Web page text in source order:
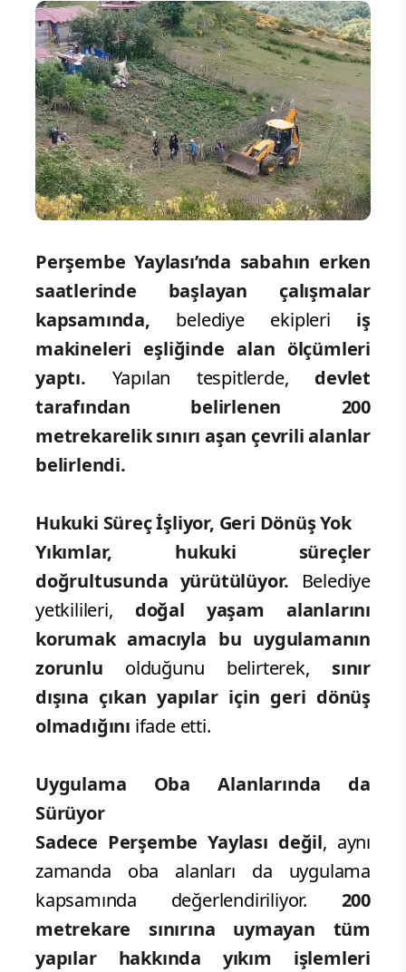
Perşembe Yaylası’nda sabahın erken
saatlerinde başlayan çalışmalar
kapsamında, belediye ekipleri iş
makineleri eşliğinde alan ölçümleri
yaptı. Yapılan tespitlerde, devlet
tarafından belirlenen 200
metrekarelik sınırı aşan çevrili alanlar
belirlendi.
Hukuki Süreç İşliyor, Geri Dönüş Yok
Yıkımlar, hukuki süreçler
doğrultusunda yürütülüyor. Belediye
yetkilileri, doğal yaşam alanlarını
korumak amacıyla bu uygulamanın
zorunlu olduğunu belirterek, sınır
dışına çıkan yapılar için geri dönüş
olmadığını ifade etti.
Uygulama Oba Alanlarında da
Sürüyor
Sadece Perşembe Yaylası değil, aynı
zamanda oba alanları da uygulama
kapsamında değerlendiriliyor. 200
metrekare sınırına uymayan tüm
yapılar hakkında yıkım işlemleri